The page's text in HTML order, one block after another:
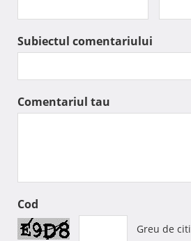
Subiectul comentariului
Comentariul tau
Cod
Greu de